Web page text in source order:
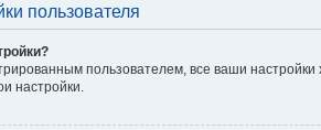
пользователя
пользователем, все ваши
настройки.